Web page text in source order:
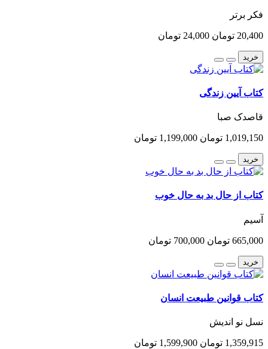
فکر برتر
20,400 تومان 24,000 تومان
خرید
کتاب آیین زندگی
قاصدک صبا
1,019,150 تومان 1,199,000 تومان
خرید
کتاب از حال بد به حال خوب
آسیم
665,000 تومان 700,000 تومان
خرید
کتاب قوانین طبیعت انسان
نسل نو اندیش
1,359,915 تومان 1,599,900 تومان